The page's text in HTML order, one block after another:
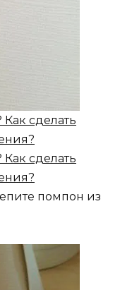
помпон из